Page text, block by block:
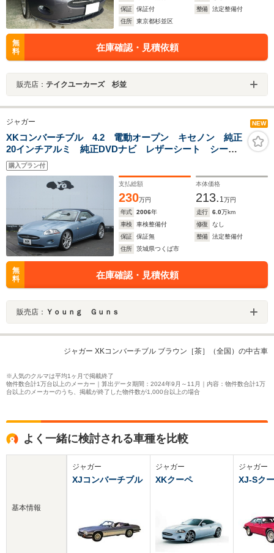
保証
保証付 整備
法定整備付
住所
東京都杉並区
無
料
在庫確認・見積依頼
販売店： テイクユーカーズ 杉並
ジャガー NEW
XKコンバーチブル 4.2 電動オープン キセノン 純正
20インチアルミ 純正DVDナビ レザーシート シート
ヒーター パワーシート 電動パーキング クルーズコ
ントロール プッシュスタート ETC
購入プラン付
支払総額
230万円
本体価格
213. 1万円
年式
2006年 走行 6.0万km
車検
車検整備付 修復
なし
保証
保証無 整備
法定整備付
住所
茨城県つくば市
無
料
在庫確認・見積依頼
販売店： Ｙｏｕｎｇ Ｇｕｎｓ
ジャガー XKコンバーチブル ブラウン［茶］（全国）の中古車
※人気のクルマは平均1ヶ月で掲載終了
物件数合計1万台以上のメーカー｜算出データ期間：2024年9月～11月｜内容：物件数合計1万
台以上のメーカーのうち、掲載が終了した物件数が1,000台以上の場合
よく一緒に検討される車種を比較
基本情報
ジャガー
XJコンバーチブル
ジャガー
XKクーペ
ジャガー
XJ-Sク